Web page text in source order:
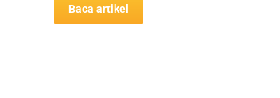
Baca artikel